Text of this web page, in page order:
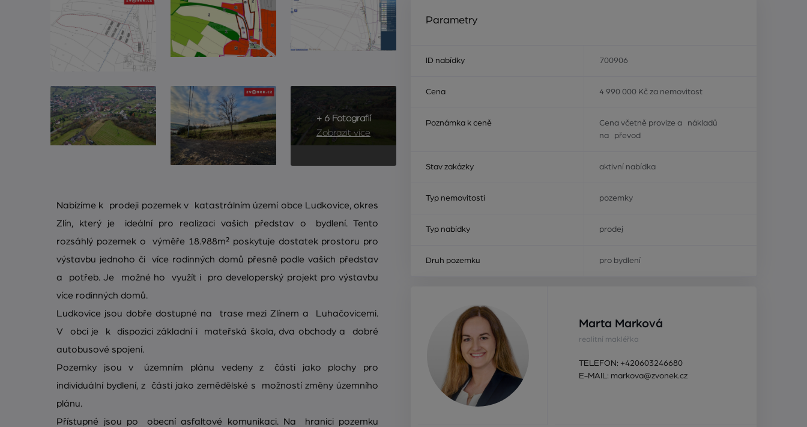
+ 6 Fotografií
Zobrazit více
Nabízíme k prodeji pozemek v katastrálním území obce Ludkovice, okres
Zlín, který je ideální pro realizaci vašich představ o bydlení. Tento
rozsáhlý pozemek o výměře 18.988m² poskytuje dostatek prostoru pro
výstavbu jednoho či více rodinných domů přesně podle vašich představ
a potřeb. Je možné ho využít i pro developerský projekt pro výstavbu
více rodinných domů.
Ludkovice jsou dobře dostupné na trase mezi Zlínem a Luhačovicemi.
V obci je k dispozici základní i mateřská škola, dva obchody a dobré
autobusové spojení.
Pozemky jsou v územním plánu vedeny z části jako plochy pro
individuální bydlení, z části jako zemědělské s možností změny územního
plánu.
Přístupné jsou po obecní asfaltové komunikaci. Na hranici pozemku
Parametry
ID nabídky 700906
Cena 4 990 000 Kč za nemovitost
Poznámka k ceně
Cena včetně provize a nákladů
na převod
Stav zakázky aktivní nabídka
Typ nemovitosti pozemky
Typ nabídky prodej
Druh pozemku pro bydlení
Marta Marková
realitní makléřka
TELEFON: +420603246680
E-MAIL: markova@zvonek.cz